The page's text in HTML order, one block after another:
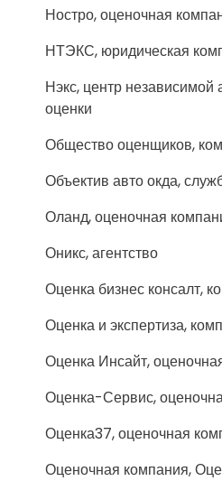
Ностро, оценочная
НТЭКС, юридическая
Нэкс, центр независимой
оценки
Общество оценщиков,
Объектив авто окда,
Оланд, оценочная
Оникс, агентство
Оценка бизнес консалт,
Оценка и экспертиза,
Оценка Инсайт,
Оценка-Сервис,
Оценка37, оценочная
Оценочная компания,